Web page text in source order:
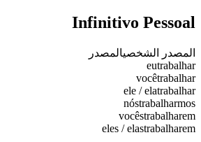
Infinitivo Pessoal
المصدر الشخصيالمصدر
eutrabalhar
vocêtrabalhar
ele / elatrabalhar
nóstrabalharmos
vocêstrabalharem
eles / elastrabalharem